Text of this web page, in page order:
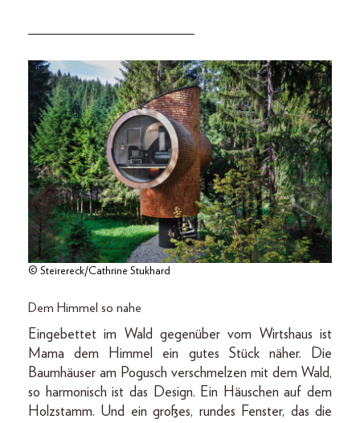
_______________________
© Steirereck/Cathrine Stukhard
Dem Himmel so nahe
Eingebettet im Wald gegenüber vom Wirtshaus ist
Mama dem Himmel ein gutes Stück näher. Die
Baumhäuser am Pogusch verschmelzen mit dem Wald,
so harmonisch ist das Design. Ein Häuschen auf dem
Holzstamm. Und ein großes, rundes Fenster, das die